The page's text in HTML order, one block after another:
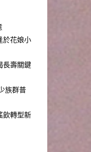
於花娘小
長壽關鍵
族群普
飲轉型新